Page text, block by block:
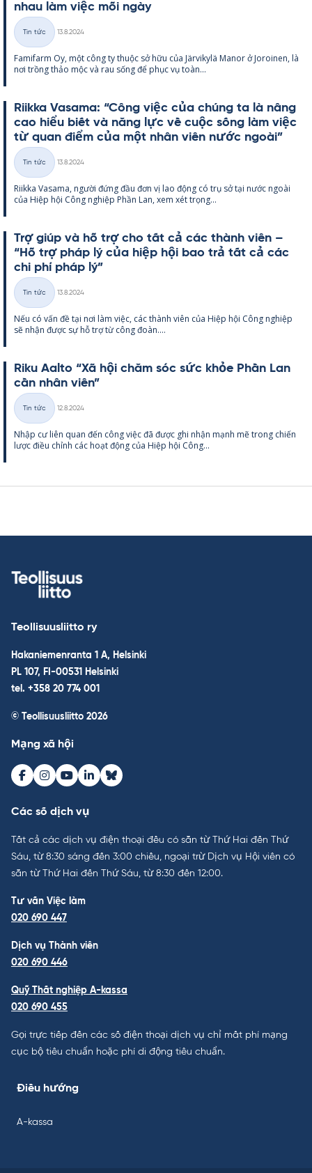
nhau làm việc mỗi ngày
Thể
loại
Tin tức
13.8.2024
Fa­mi­farm Oy, một công ty thuộc sở hữu của Jär­vi­kylä Ma­nor ở Jo­roi­nen, là
nơi trồng thảo mộc và rau sống để phục vụ toàn...
Riikka Va­sama: “Công việc của chúng ta là nâng
cao hiểu biết và năng lực về cuộc sống làm việc
từ quan điểm của một nhân viên nước ngoài”
Thể
loại
Tin tức
13.8.2024
Riikka Va­sama, người đứng đầu đơn vị lao động có trụ sở tại nước ngoài
của Hiệp hội Công ng­hiệp Phần Lan, xem xét trọng...
Trợ giúp và hỗ trợ cho tất cả các thành viên –
“Hỗ trợ pháp lý của hiệp hội bao trả tất cả các
chi phí pháp lý”
Thể
loại
Tin tức
13.8.2024
Nếu có vấn đề tại nơi làm việc, các thành viên của Hiệp hội Công ng­hiệp
sẽ nhận được sự hỗ trợ từ công đoàn....
Riku Aalto “Xã hội chăm sóc sức khỏe Phần Lan
cần nhân viên”
Thể
loại
Tin tức
12.8.2024
Nhập cư liên quan đến công việc đã được ghi nhận mạnh mẽ trong chiến
lược điều chỉnh các hoạt động của Hiệp hội Công...
Teollisuusliitto ry
Hakaniemenranta 1 A, Helsinki
PL 107, FI-00531 Helsinki
tel. +358 20 774 001
© Teollisuusliitto 2026
Mạng xã hội
Facebook
Instagram
Youtube
LinkedInBluesky
Các số dịch vụ
Tất cả các dịch vụ điện thoại đều có sẵn từ Thứ Hai đến Thứ
Sáu, từ 8:30 sáng đến 3:00 chiều, ngoại trừ Dịch vụ Hội viên có
sẵn từ Thứ Hai đến Thứ Sáu, từ 8:30 đến 12:00.
Tư vấn Việc làm
020 690 447
Dịch vụ Thành viên
020 690 446
Quỹ Thất nghiệp A-kassa
020 690 455
Gọi trực tiếp đến các số điện thoại dịch vụ chỉ mất phí mạng
cục bộ tiêu chuẩn hoặc phí di động tiêu chuẩn.
Điều hướng
A-kassa